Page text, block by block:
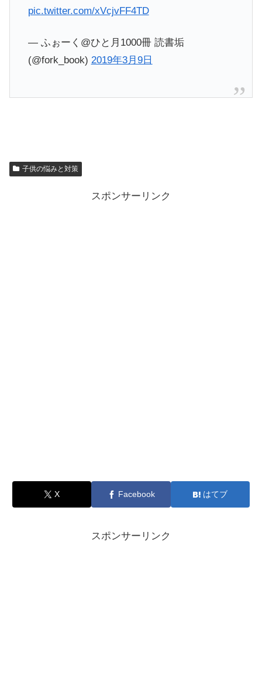
pic.twitter.com/xVcjvFF4TD
— ふぉーく@ひと月1000冊 読書垢
(@fork_book) 2019年3月9日
子供の悩みと対策
スポンサーリンク
X Facebook はてブ
スポンサーリンク